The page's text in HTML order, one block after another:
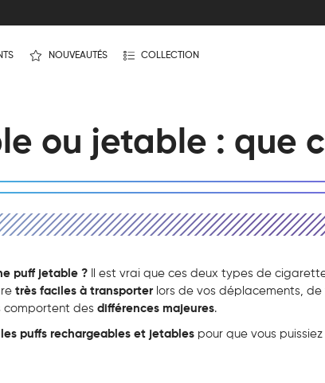
NOUVEAUTÉS COLLECTION
ou jetable : que
puff jetable ? Il est vrai que ces deux types de
très faciles à transporter lors de vos déplacements, de
comportent desdifférences majeures.
puffs rechargeables et jetables pour que vous